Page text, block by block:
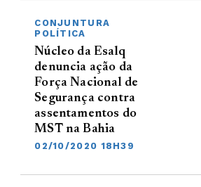
CONJUNTURA
POLÍTICA
Núcleo da Esalq
denuncia ação da
Força Nacional de
Segurança contra
assentamentos do
MST na Bahia
02/10/2020 18H39